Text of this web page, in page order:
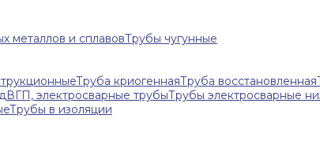
металлов и сплавовТрубы чугунные
Труба криогеннаяТруба восстановленная
ВГП, электросварные трубыТрубы электросварные
Трубы в изоляции